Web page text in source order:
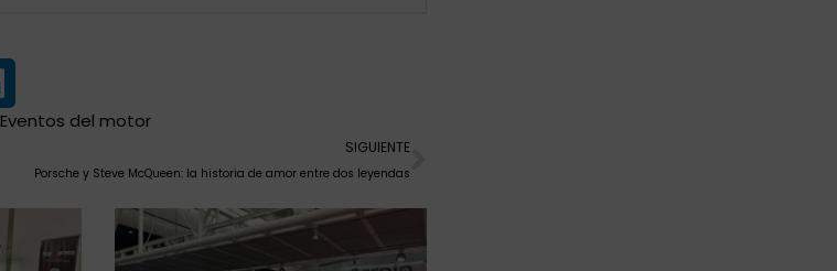
Eventos del motor
SIGUIENTE
Porsche y Steve McQueen: la historia de amor entre dos leyendas
Siguiente